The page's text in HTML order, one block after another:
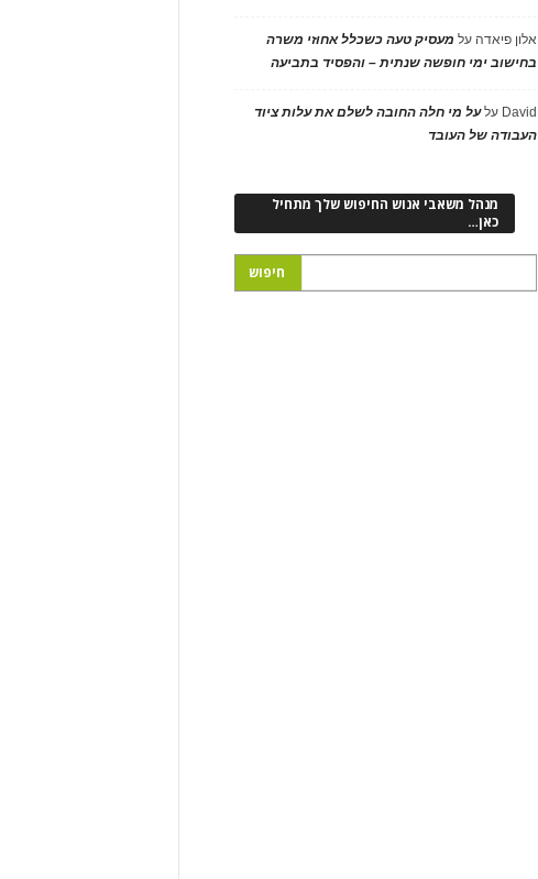
אלון פיאדה על מעסיק טעה כשכלל אחוזי משרה
בחישוב ימי חופשה שנתית – והפסיד בתביעה
David עלעל מי חלה החובה לשלם את עלות ציוד
העבודה של העובד
מנהל משאבי אנוש החיפוש שלך מתחיל
כאן…